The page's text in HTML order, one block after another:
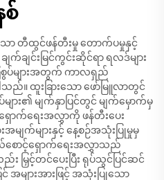
သော တီထွင်ဖန်တီးမှု တောက်ပမှုနှင့်
ချင်းမြင်ကွင်းဆိုင်ရာ ရလဒ်များ
စွပ်များအတွက် ကာလရှည်
ည်။ ထူးခြားသော ဖော်မြူလာတွင်
ပ်များ၏ မျက်နှာပြင်တွင် မျက်မှောက်မှ
ာက်ရေးအလွှာကို ဖန်တီးပေး
ျက်များနှင့် နေ့စဉ်အသုံးပြုမှုမှ
ောင့်ရှောက်ရေးအလွှာသည်
မြှင့်တင်ပေးပြီး ရုပ်သွင်ပြင်ဆင်
အများအားဖြင့် အသုံးပြုသော